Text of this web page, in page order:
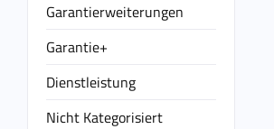
Garantierweiterungen
Garantie+
Dienstleistung
Nicht Kategorisiert